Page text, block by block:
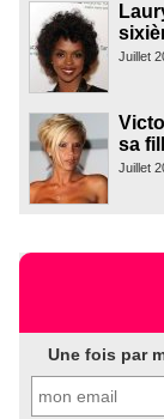
Juillet
sa
Juillet
Une fois par